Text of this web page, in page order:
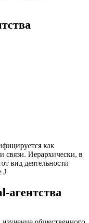
как
связи. Иерархически, в
вид деятельности
J